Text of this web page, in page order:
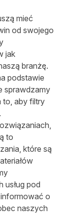
mieć
od swojego
jak
branżę.
podstawie
sprawdzamy
to, aby filtry
to
które są
pod
o
naszych